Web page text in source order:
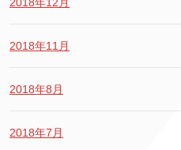
2018年11月
2018年8月
2018年7月